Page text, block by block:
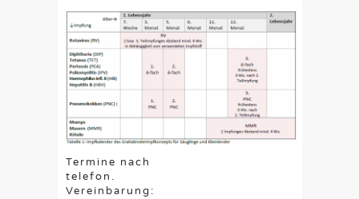
Termine nach
telefon.
Vereinbarung: